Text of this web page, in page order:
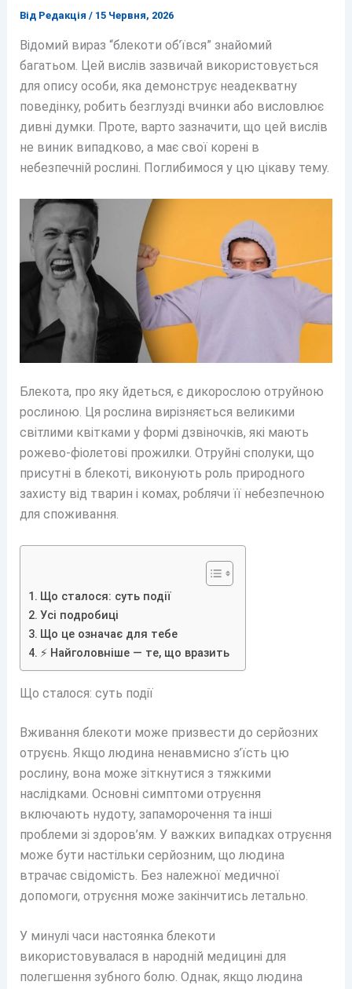
Від Редакція / 15 Червня, 2026
Відомий вираз “блекоти об’ївся” знайомий
багатьом. Цей вислів зазвичай використовується
для опису особи, яка демонструє неадекватну
поведінку, робить безглузді вчинки або висловлює
дивні думки. Проте, варто зазначити, що цей вислів
не виник випадково, а має свої корені в
небезпечній рослині. Поглибимося у цю цікаву тему.
Блекота, про яку йдеться, є дикорослою отруйною
рослиною. Ця рослина вирізняється великими
світлими квітками у формі дзвіночків, які мають
рожево-фіолетові прожилки. Отруйні сполуки, що
присутні в блекоті, виконують роль природного
захисту від тварин і комах, роблячи її небезпечною
для споживання.
Що сталося: суть події
Усі подробиці
Що це означає для тебе
⚡ Найголовніше — те, що вразить
Що сталося: суть події
Вживання блекоти може призвести до серйозних
отруєнь. Якщо людина ненавмисно з’їсть цю
рослину, вона може зіткнутися з тяжкими
наслідками. Основні симптоми отруєння
включають нудоту, запаморочення та інші
проблеми зі здоров’ям. У важких випадках отруєння
може бути настільки серйозним, що людина
втрачає свідомість. Без належної медичної
допомоги, отруєння може закінчитись летально.
У минулі часи настоянка блекоти
використовувалася в народній медицині для
полегшення зубного болю. Однак, якщо людина